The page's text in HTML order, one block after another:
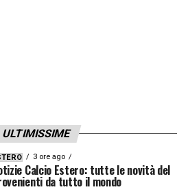
Juventussarà trasmessa
daSky,e andrà in
ULTIMISSIME
3 ore ago
Calcio Estero: tutte le novità del
da tutto il mondo